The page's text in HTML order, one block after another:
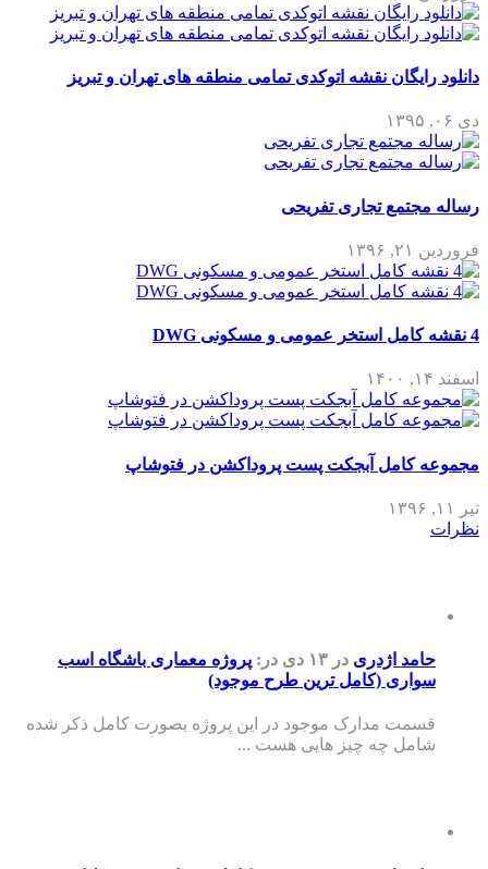
دانلود رایگان نقشه اتوکدی تمامی منطقه های تهران و تبریز
دی ۰۶, ۱۳۹۵
رساله مجتمع تجاری تفریحی
فروردین ۲۱, ۱۳۹۶
4 نقشه کامل استخر عمومی و مسکونی DWG
اسفند ۱۴, ۱۴۰۰
مجموعه کامل آبجکت پست پروداکشن در فتوشاپ
تیر ۱۱, ۱۳۹۶
نظرات
حامد اژدری در ۱۳ دی در: پروژه معماری باشگاه اسب
سواری (کامل ترین طرح موجود)
قسمت مدارک موجود در این پروژه بصورت کامل ذکر شده
شامل چه چیز هایی هست ...